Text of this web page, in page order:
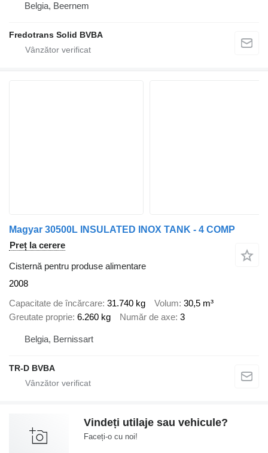
Belgia, Beernem
Fredotrans Solid BVBA
Magyar 30500L INSULATED INOX TANK - 4 COMP
Preț la cerere
Cisternă pentru produse alimentare
2008
Capacitate de încărcare 31.740 kg Volum 30,5 m³
Greutate proprie 6.260 kg Număr de axe 3
Belgia, Bernissart
TR-D BVBA
Vindeți utilaje sau vehicule?
Faceți-o cu noi!